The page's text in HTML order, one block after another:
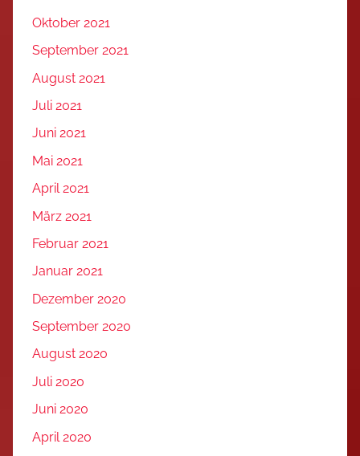
Oktober 2021
September 2021
August 2021
Juli 2021
Juni 2021
Mai 2021
April 2021
März 2021
Februar 2021
Januar 2021
Dezember 2020
September 2020
August 2020
Juli 2020
Juni 2020
April 2020